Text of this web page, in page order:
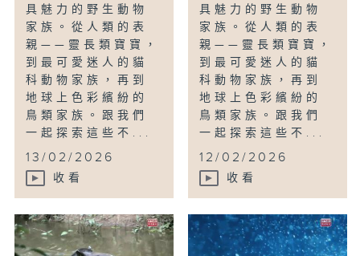
具魅力的野生動物
家族。從人類的表
親——靈長類寶寶，
到最可愛迷人的貓
科動物家族，再到
地球上色彩繽紛的
鳥類家族。跟我們
一起探索這些不...
13/02/2026
收看
具魅力的野生動物
家族。從人類的表
親——靈長類寶寶，
到最可愛迷人的貓
科動物家族，再到
地球上色彩繽紛的
鳥類家族。跟我們
一起探索這些不...
12/02/2026
收看